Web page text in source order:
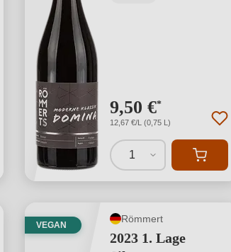
9,50 €*
12,67 €/L (0,75 L)
1
VEGAN
Römmert
2023 1. Lage